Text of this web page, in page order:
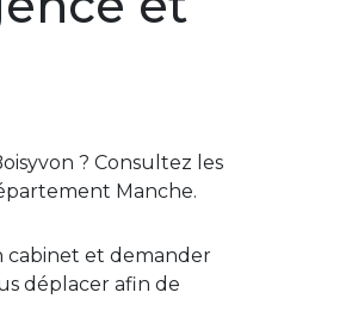
? Consultez les
Manche.
cabinet et demander
déplacer afin de